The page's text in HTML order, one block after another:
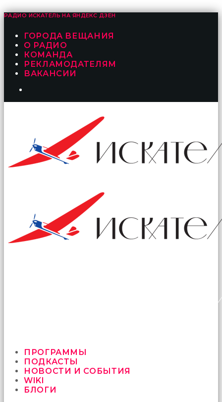
РАДИО ИСКАТЕЛЬ НА ЯНДЕКС ДЗЕН
ГОРОДА ВЕЩАНИЯ
О РАДИО
КОМАНДА
РЕКЛАМОДАТЕЛЯМ
ВАКАНСИИ
ПРОГРАММЫ
ПОДКАСТЫ
НОВОСТИ И СОБЫТИЯ
WIKI
БЛОГИ